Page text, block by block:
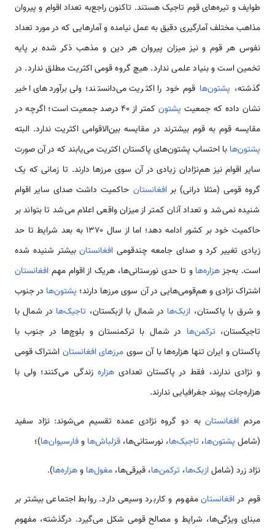
طوایف و تیره‌های قوم تاجیک هستند. تاکنون راجع‌به تعداد اقوام و پیروان
مذاهب مختلف آمارگیری دقیق به عمل نیامده و آمارهایی که در مورد تعداد
نفوس هر قوم و نیز میزان پیروان هر دین و مذهب ذکر شده بر پایه
تخمین است و بنیاد علمی ندارد. هیچ گروه قومی اکثریت مطلق ندارد. در
گذشته، پشتون‌ها قوم خود را اکثریت می‌دانستند؛ ولی برآوردهای اخیر
نشان داده که جمعیت پشتون
کمتر از ۴۰ درصد جمعیت است؛ اگرچه در
مقایسه قوم به قوم بیشترند در مقایسه بین‌الاقوامی اکثریت ندارد. البته
پشتون‌ها با احتساب پشتون‌های پاکستان اکثریت می‌یابند که در آن صورت
سایر اقوام نیز هم‌نژادان زیادی در آن سوی مرزها دارند. تا زمانی که یک
گروه قومی (مثلا درانی) برافغانستان حاکمیت داشت صدای سایر اقوام
شنیده نمی‌شد و تعداد آنان کمتر از میزان واقعی اعلام می‌شد تا بتواند بر
حاکمیت خود بر کشور ادامه دهد؛ اما از سال ۱۳۷۰ به بعد شرایط تا حد
زیادی تغییر کرد و صدای جامعه چندقومی افغانستانبیشتر شنیده شده
است. به‌جزهزاره‌ها و تا حدی نورستانی‌ها، هریک از اقوام مهم افغانستان
اشتراک نژادی و هم‌قومی‌هایی در آن سوی مرزها دارند؛ پشتون‌ها در جنوب
و شرق با پاکستان، ازبک‌ها در شمال با ازبکستان، تاجیک‌ها در شمال با
تاجیکستان، ترکمن‌ها در شمال با ترکمنستان و بلوچ‌ها در جنوب با
پاکستان و ایران تنها هزاره‌ها با آن سوی مرزهای افغانستان اشتراک قومی
و نژادی ندارند، فقط در پاکستان تعدادیهزاره زندگی می‌کنند؛ ولی با
هزاره‌جات پیوند جغرافیایی ندارند.
مردم افغانستانبه دو گروه نژادی عمده تقسیم می‌شوند: نژاد سفید
(شامل پشتون‌ها، تاجیک‌ها، نورستانی‌ها، قزلباش‌ها وفارسیوان‌ها)؛
نژاد زرد (شاملازبک‌ها، ترکمن‌ها، قیرقی‌ها، مغول‌ها وهزاره‌ها).
قوم درافغانستانمفهوم و کاربرد وسیعی دارد. روابط اجتماعی بیشتر بر
مبنای ویژگی‌ها، شرایط و مصالح قومی شکل می‌گیرد. درگذشته، مفهوم